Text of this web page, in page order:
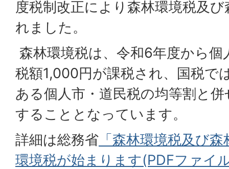
度税制改正により森林環境税及
れました。
森林環境税は、令和6年度から
税額1,000円が課税され、国税で
ある個人市・道民税の均等割と
することとなっています。
詳細は総務省 「森林環境税及び
環境税が始まります(PDFファイ